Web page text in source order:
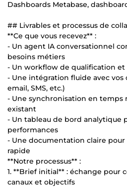
Dashboards Metabase,
## Livrables et processus de
**Ce que vous recevez** :
- Un agent IA conversationnel
besoins métiers
- Un workflow de qualification et
- Une intégration fluide avec vos
email, SMS, etc.)
- Une synchronisation en temps
existant
- Un tableau de bord analytique
performances
- Une documentation claire
rapide
**Notre processus** :
1. **Brief initial** : échange pour
canaux et objectifs